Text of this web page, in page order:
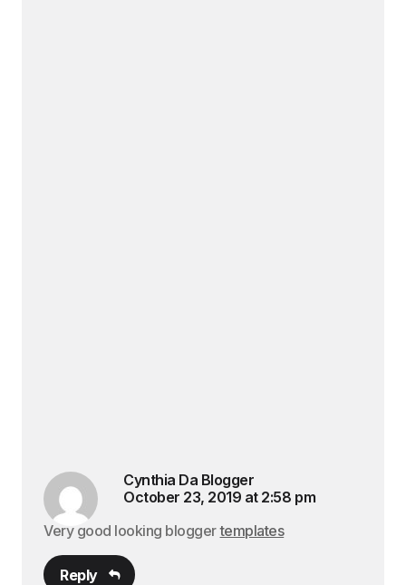
Cynthia Da Blogger
October 23, 2019 at 2:58 pm
Very good looking bloggertemplates
Reply